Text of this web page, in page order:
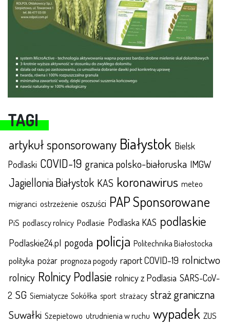
TAGI
artykuł sponsorowany Białystok Bielsk
Podlaski COVID-19 granica polsko-białoruska IMGW
Jagiellonia Białystok KAS koronawirus meteo
migranci ostrzeżenie oszuści PAP Sponsorowane
PiS podlascy rolnicy Podlasie Podlaska KAS podlaskie
Podlaskie24.pl pogoda policja Politechnika Białostocka
polityka pożar prognoza pogody raport COVID-19 rolnictwo
rolnicy Rolnicy Podlasie rolnicy z Podlasia SARS-CoV-
2 SG Siemiatycze Sokółka sport strażacy straż graniczna
Suwałki Szepietowo utrudnienia w ruchu wypadek ZUS